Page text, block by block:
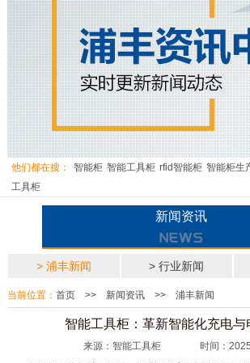
他们都在搜： 智能柜 智能工具柜 rfid智能柜 智能柜生
工具柜
新闻资讯
> 浦丰新闻 > 行业新闻
当前位置： 首页>> 新闻资讯>> 浦丰新闻
智能工具柜：革新智能化充电与
来源：智能工具柜 时间：